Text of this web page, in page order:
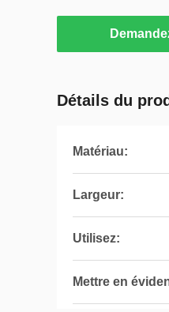
Détails du
Matériau:
Largeur:
Utilisez:
Mettre en